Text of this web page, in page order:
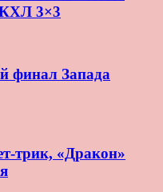
3×3
финал Запада
трик, «Дракон»